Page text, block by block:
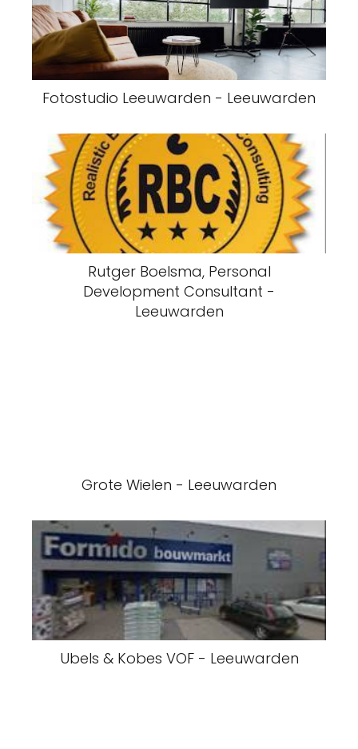
Fotostudio Leeuwarden - Leeuwarden
Rutger Boelsma, Personal
Development Consultant -
Leeuwarden
Grote Wielen - Leeuwarden
Ubels & Kobes VOF - Leeuwarden